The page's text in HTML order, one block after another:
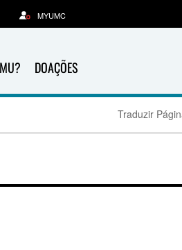
DOAÇÕES
MYUMC
Traduzir